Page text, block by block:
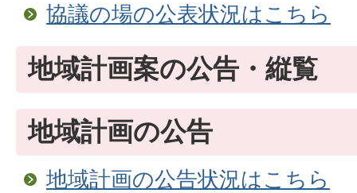
協議の場の公表状況はこちら
地域計画案の公告・縦覧
地域計画の公告
地域計画の公告状況はこちら